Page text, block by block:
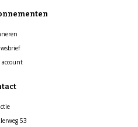
53